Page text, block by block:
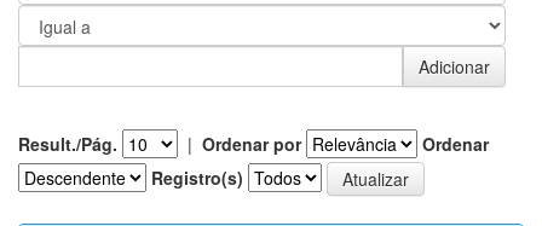
Result./Pág. | Ordenar por
Ordenar
Registro(s)